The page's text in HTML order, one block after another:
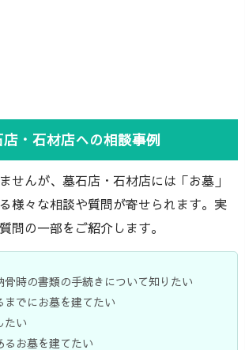
店・石材店への相談事例
せんが、墓石店・石材店には「お墓」
様々な相談や質問が寄せられます。実
問の一部をご紹介します。
骨時の書類の手続きについて知りたい
までにお墓を建てたい
たい
るお墓を建てたい